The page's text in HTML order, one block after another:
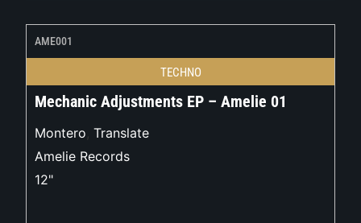
AME001
TECHNO
Mechanic Adjustments EP – Amelie 01
Montero, Translate
Amelie Records
12"